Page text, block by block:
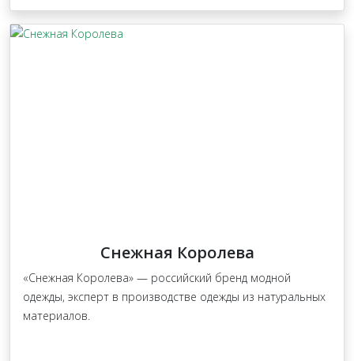
Снежная Королева
«Снежная Королева» — российский бренд модной
одежды, эксперт в производстве одежды из натуральных
материалов.